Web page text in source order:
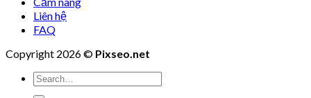
Liên hệ
FAQ
Copyright 2026 © Pixseo.net
Search
for: